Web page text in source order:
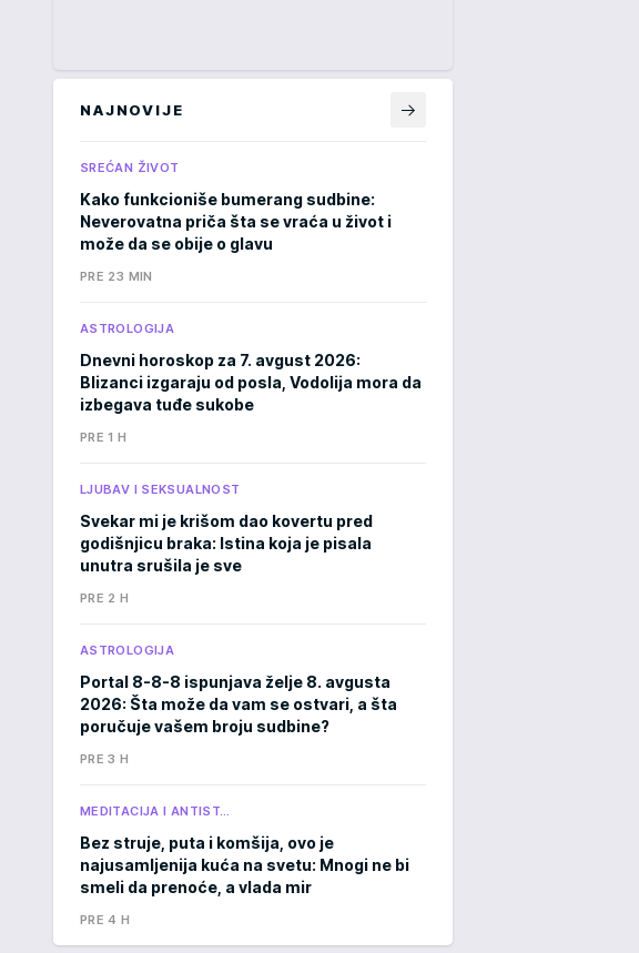
NAJNOVIJE
SREĆAN ŽIVOT
Kako funkcioniše bumerang sudbine:
Neverovatna priča šta se vraća u život i
može da se obije o glavu
PRE 23 MIN
ASTROLOGIJA
Dnevni horoskop za 7. avgust 2026:
Blizanci izgaraju od posla, Vodolija mora da
izbegava tuđe sukobe
PRE 1 H
LJUBAV I SEKSUALNOST
Svekar mi je krišom dao kovertu pred
godišnjicu braka: Istina koja je pisala
unutra srušila je sve
PRE 2 H
ASTROLOGIJA
Portal 8-8-8 ispunjava želje 8. avgusta
2026: Šta može da vam se ostvari, a šta
poručuje vašem broju sudbine?
PRE 3 H
MEDITACIJA I ANTIST…
Bez struje, puta i komšija, ovo je
najusamljenija kuća na svetu: Mnogi ne bi
smeli da prenoće, a vlada mir
PRE 4 H